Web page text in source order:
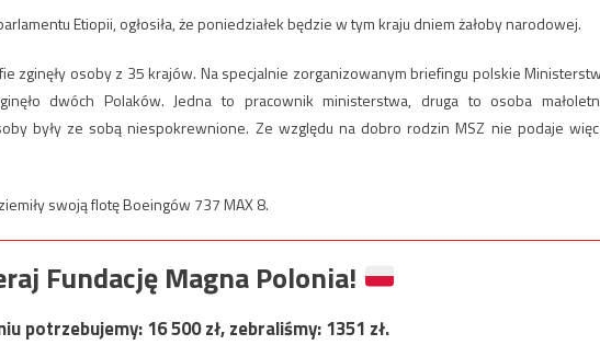
Etiopii, ogłosiła, że poniedziałek będzie w tym kraju dniem żałoby narodowej.
zginęły osoby z 35 krajów. Na specjalnie zorganizowanym briefingu polskie
dwóch Polaków. Jedna to pracownik ministerstwa, druga to osoba
były ze sobą niespokrewnione. Ze względu na dobro rodzin MSZ nie podaje
swoją flotę Boeingów 737 MAX 8.
Fundację Magna Polonia!
potrzebujemy:16 500zł, zebraliśmy:1351 zł.